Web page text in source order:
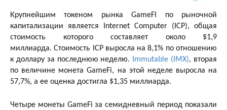
Крупнейшим токеном рынка GameFI по рыночной
капитализации является Internet Computer (ICP), общая
стоимость которого составляет около $1,9
миллиарда. Стоимость ICP выросла на 8,1% по отношению
к доллару за последнюю неделю.
Immutable (IMX), вторая
по величине монета GameFi, на этой неделе выросла на
57,7%, а ее оценка достигла $1,35 миллиарда.
Четыре монеты GameFi за семидневный период показали